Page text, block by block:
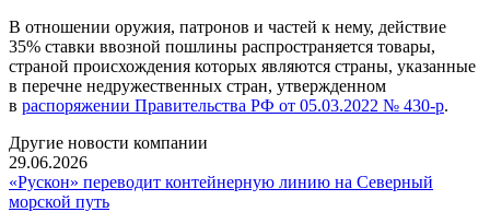
В отношении оружия, патронов и частей к нему, действие
35% ставки ввозной пошлины распространяется товары,
страной происхождения которых являются страны, указанные
в перечне недружественных стран, утвержденном
в распоряжении Правительства РФ от 05.03.2022 № 430-р.
Другие новости компании
29.06.2026
«Рускон» переводит контейнерную линию на Северный
морской путь